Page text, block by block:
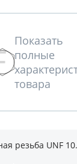
резьба UNF